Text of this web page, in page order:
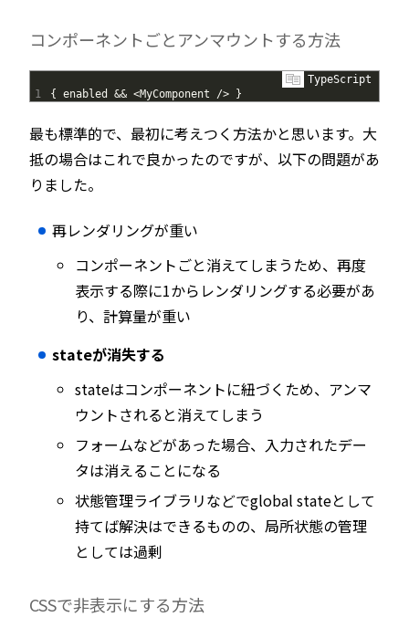
コンポーネントごとアンマウントする方法
TypeScript
1
{ enabled && <MyComponent /> }
最も標準的で、最初に考えつく方法かと思います。大
抵の場合はこれで良かったのですが、以下の問題があ
りました。
再レンダリングが重い
コンポーネントごと消えてしまうため、再度
表示する際に1からレンダリングする必要があ
り、計算量が重い
stateが消失する
stateはコンポーネントに紐づくため、アンマ
ウントされると消えてしまう
フォームなどがあった場合、入力されたデー
タは消えることになる
状態管理ライブラリなどでglobal stateとして
持てば解決はできるものの、局所状態の管理
としては過剰
CSSで非表示にする方法